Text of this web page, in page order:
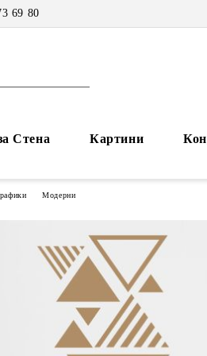
69 80
Стена Картини
Модерни